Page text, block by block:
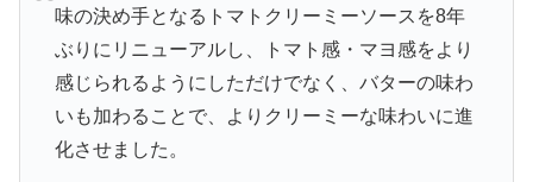
味の決め手となるトマトクリーミーソースを8年
ぶりにリニューアルし、トマト感・マヨ感をより
感じられるようにしただけでなく、バターの味わ
いも加わることで、よりクリーミーな味わいに進
化させました。